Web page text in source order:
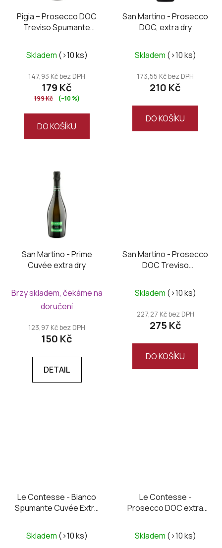
Pigia – Prosecco DOC
Treviso Spumante
Skladem (>10 ks)
147,93 Kč bez DPH
179 Kč
199 Kč (–10 %)
DO KOŠÍKU
San Martino - Prosecco
DOC, extra dry
Skladem (>10 ks)
173,55 Kč bez DPH
210 Kč
DO KOŠÍKU
San Martino - Prime
Cuvée extra dry
Brzy skladem, čekáme na
doručení
123,97 Kč bez DPH
150 Kč
DETAIL
San Martino - Prosecco
DOC Treviso
Skladem (>10 ks)
227,27 Kč bez DPH
275 Kč
DO KOŠÍKU
Le Contesse - Bianco
Spumante Cuvée Extra
Skladem (>10 ks)
Le Contesse -
Prosecco DOC extra
Skladem (>10 ks)